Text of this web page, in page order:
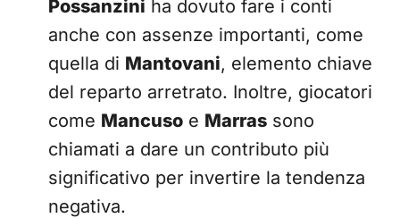
Possanzini ha dovuto fare i conti
anche con assenze importanti, come
quella di Mantovani, elemento chiave
del reparto arretrato. Inoltre, giocatori
come Mancuso e Marras sono
chiamati a dare un contributo più
significativo per invertire la tendenza
negativa.